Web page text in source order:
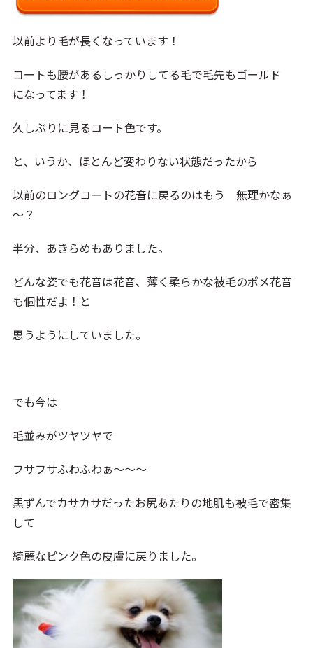
以前より毛が長くなっています！
コートも腰があるしっかりしてる毛で毛先もゴールド
になってます！
久しぶりに見るコート色です。
と、いうか、ほとんど変わりない状態だったから
以前のロングコートの花音に戻るのはもう 無理かなぁ
～？
半分、あきらめもありました。
どんな姿でも花音は花音、薄く柔らかな被毛のポメ花音
も個性だよ！と
思うようにしていました。
でも今は
毛並みがツヤツヤで
フサフサふわふわぁ～～～
黒ずんでカサカサだったお尻あたりの地肌も被毛で密集
して
綺麗なピンク色の皮膚に戻りました。